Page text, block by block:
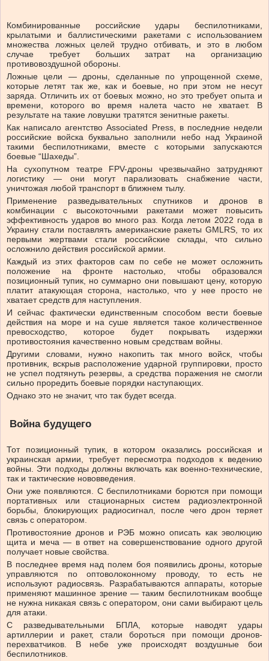
Комбинированные российские удары беспилотниками,
крылатыми и баллистическими ракетами с использованием
множества ложных целей трудно отбивать, и это в любом
случае требует больших затрат на организацию
противовоздушной обороны.
Ложные цели — дроны, сделанные по упрощенной схеме,
которые летят так же, как и боевые, но при этом не несут
заряда. Отличить их от боевых можно, но это требует опыта и
времени, которого во время налета часто не хватает. В
результате на такие ловушки тратятся зенитные ракеты.
Как написало агентство Associated Press, в последние недели
российские войска буквально заполнили небо над Украиной
такими беспилотниками, вместе с которыми запускаются
боевые “Шахеды”.
На сухопутном театре FPV-дроны чрезвычайно затрудняют
логистику — они могут парализовать снабжение части,
уничтожая любой транспорт в ближнем тылу.
Применение разведывательных спутников и дронов в
комбинации с высокоточными ракетами может повысить
эффективность ударов во много раз. Когда летом 2022 года в
Украину стали поставлять американские ракеты GMLRS, то их
первыми жертвами стали российские склады, что сильно
осложнило действия российской армии.
Каждый из этих факторов сам по себе не может осложнить
положение на фронте настолько, чтобы образовался
позиционный тупик, но суммарно они повышают цену, которую
платит атакующая сторона, настолько, что у нее просто не
хватает средств для наступления.
И сейчас фактически единственным способом вести боевые
действия на море и на суше является такое количественное
превосходство, которое будет покрывать издержки
противостояния качественно новым средствам войны.
Другими словами, нужно накопить так много войск, чтобы
противник, вскрыв расположение ударной группировки, просто
не успел подтянуть резервы, а средства поражения не смогли
сильно проредить боевые порядки наступающих.
Однако это не значит, что так будет всегда.
Война будущего
Тот позиционный тупик, в котором оказались российская и
украинская армии, требует пересмотра подходов к ведению
войны. Эти подходы должны включать как военно-технические,
так и тактические нововведения.
Они уже появляются. C беспилотниками борются при помощи
портативных или стационарных систем радиоэлектронной
борьбы, блокирующих радиосигнал, после чего дрон теряет
связь с оператором.
Противостояние дронов и РЭБ можно описать как эволюцию
щита и меча — в ответ на совершенствование одного другой
получает новые свойства.
В последнее время над полем боя появились дроны, которые
управляются по оптоволоконному проводу, то есть не
используют радиосвязь. Разрабатываются аппараты, которые
применяют машинное зрение — таким беспилотникам вообще
не нужна никакая связь с оператором, они сами выбирают цель
для атаки.
С разведывательными БПЛА, которые наводят удары
артиллерии и ракет, стали бороться при помощи дронов-
перехватчиков. В небе уже происходят воздушные бои
беспилотников.